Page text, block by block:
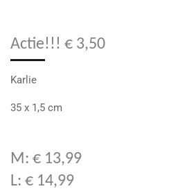
Actie!!! € 3,50
Karlie
35 x 1,5 cm
M: € 13,99
L: € 14,99